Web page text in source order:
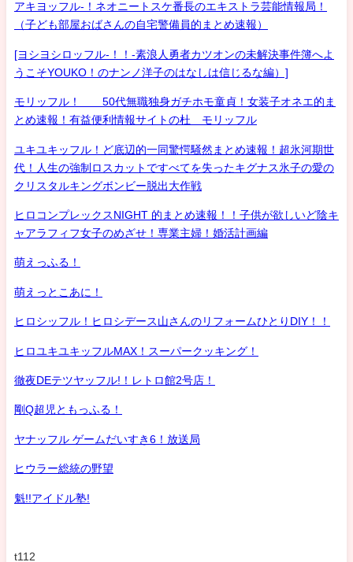
アキヨッフル-！ネオニートスケ番長のエキストラ芸能情報局！
（子ども部屋おばさんの自宅警備員的まとめ速報）
[ヨシヨシロッフル-！！-素浪人勇者カツオンの未解決事件簿へよ
うこそYOUKO！のナンノ洋子のはなしは信じるな編）]
モリッフル！ 50代無職独身ガチホモ童貞！女装子オネエ的ま
とめ速報！有益便利情報サイトの杜 モリッフル
ユキユキッフル！ど底辺的一同驚愕騒然まとめ速報！超氷河期世
代！人生の強制ロスカットですべてを失ったキグナス氷子の愛の
クリスタルキングボンビー脱出大作戦
ヒロコンプレックスNIGHT 的まとめ速報！！子供が欲しいど陰キ
ャアラフィフ女子のめざせ！専業主婦！婚活計画編
萌えっふる！
萌えっとこあに！
ヒロシッフル！ヒロシデース山さんのリフォームひとりDIY！！
ヒロユキユキッフルMAX！スーパークッキング！
徹夜DEテツヤッフル!！レトロ館2号店！
剛Q超児ともっふる！
ヤナッフル ゲームだいすき6！放送局
ヒウラー総統の野望
魁!!アイドル塾!
t112